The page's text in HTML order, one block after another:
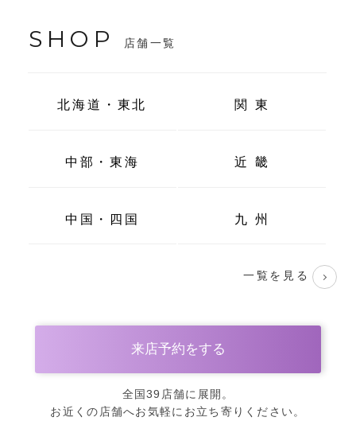
SHOP 店舗一覧
北海道・東北 関 東
中部・東海 近 畿
中国・四国 九 州
一覧を見る
来店予約をする
全国39店舗に展開。
お近くの店舗へお気軽にお立ち寄りください。